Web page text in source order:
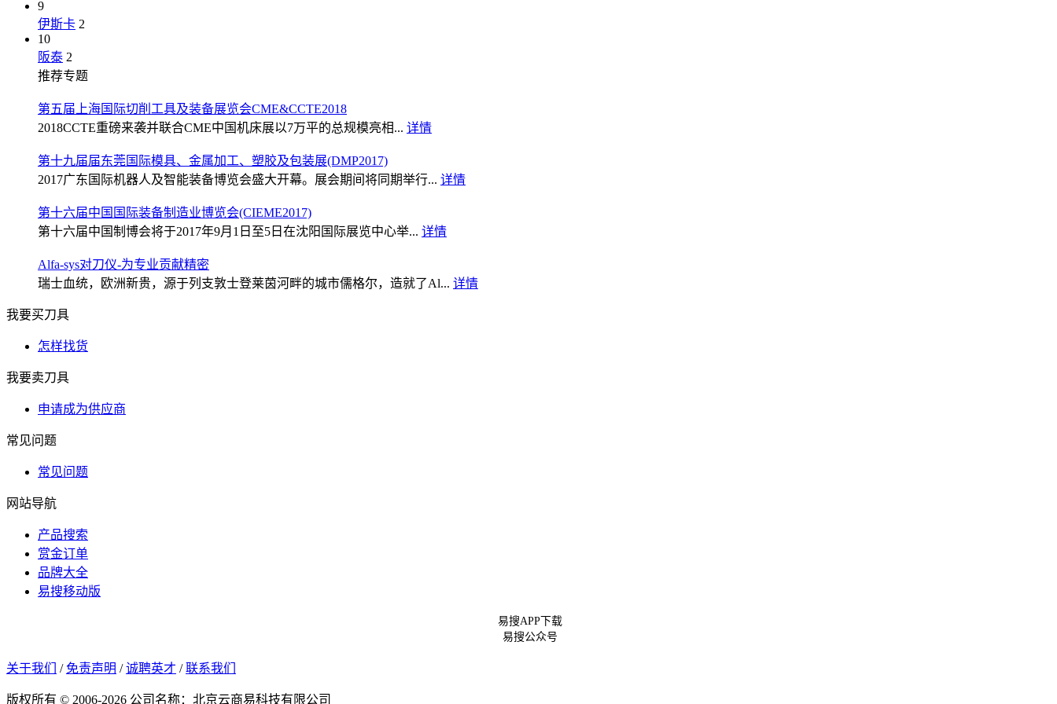
9
伊斯卡 2
10
阪泰 2
推荐专题
第五届上海国际切削工具及装备展览会CME&CCTE2018
2018CCTE重磅来袭并联合CME中国机床展以7万平的总规模亮相... 详情
第十九届届东莞国际模具、金属加工、塑胶及包装展(DMP2017)
2017广东国际机器人及智能装备博览会盛大开幕。展会期间将同期举行... 详情
第十六届中国国际装备制造业博览会(CIEME2017)
第十六届中国制博会将于2017年9月1日至5日在沈阳国际展览中心举... 详情
Alfa-sys对刀仪-为专业贡献精密
瑞士血统，欧洲新贵，源于列支敦士登莱茵河畔的城市儒格尔，造就了Al... 详情
我要买刀具
怎样找货
我要卖刀具
申请成为供应商
常见问题
常见问题
网站导航
产品搜索
赏金订单
品牌大全
易搜移动版
易搜APP下载
易搜公众号
关于我们 / 免责声明 / 诚聘英才 / 联系我们
版权所有 © 2006-2026 公司名称：北京云商易科技有限公司